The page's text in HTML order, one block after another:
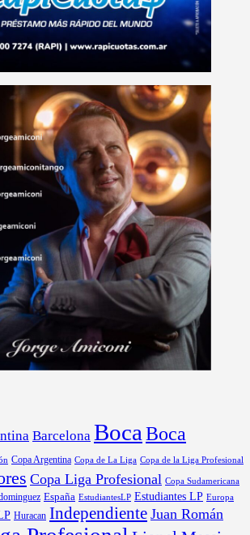
Barcelona Boca Boca
Copa Argentina Copa de La Liga Copa de la Liga Profesional
Copa Liga Profesional Copa Sudamericana
España EstudiantesLP Estudiantes LP Europa
Huracan Independiente Juan Román